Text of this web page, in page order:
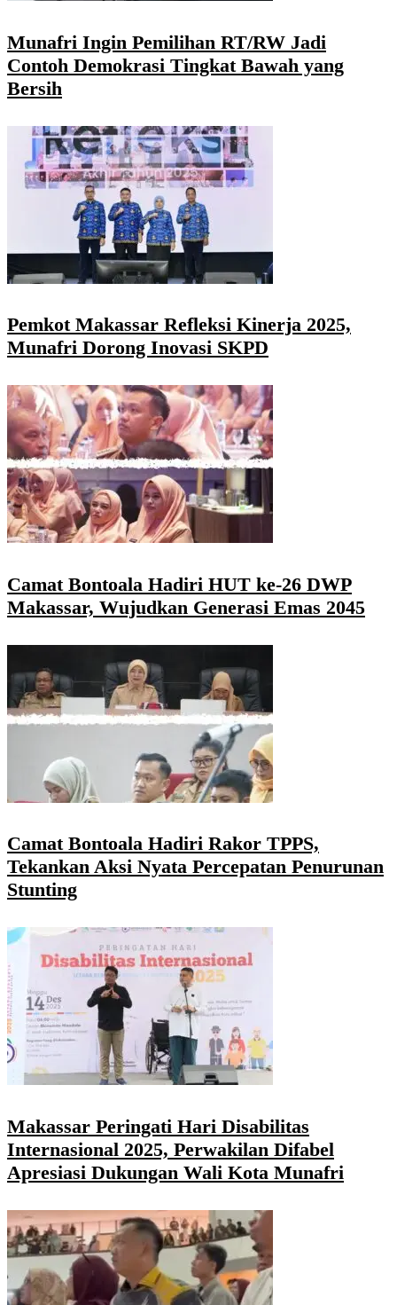
Munafri Ingin Pemilihan RT/RW Jadi
Contoh Demokrasi Tingkat Bawah yang
Bersih
Pemkot Makassar Refleksi Kinerja 2025,
Munafri Dorong Inovasi SKPD
Camat Bontoala Hadiri HUT ke-26 DWP
Makassar, Wujudkan Generasi Emas 2045
Camat Bontoala Hadiri Rakor TPPS,
Tekankan Aksi Nyata Percepatan Penurunan
Stunting
Makassar Peringati Hari Disabilitas
Internasional 2025, Perwakilan Difabel
Apresiasi Dukungan Wali Kota Munafri